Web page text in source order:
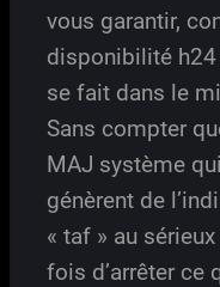
vous garantir,
disponibilité
se fait dans le
Sans compter
MAJ système
génèrent de
« taf » au
fois d’arrêter ce